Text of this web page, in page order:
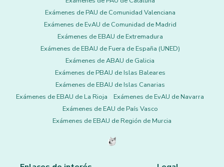
Exámenes de PAU de Comunidad Valenciana
Exámenes de EvAU de Comunidad de Madrid
Exámenes de EBAU de Extremadura
Exámenes de EBAU de Fuera de España (UNED)
Exámenes de ABAU de Galicia
Exámenes de PBAU de Islas Baleares
Exámenes de EBAU de Islas Canarias
Exámenes de EBAU de La Rioja
Exámenes de EvAU de Navarra
Exámenes de EAU de País Vasco
Exámenes de EBAU de Región de Murcia